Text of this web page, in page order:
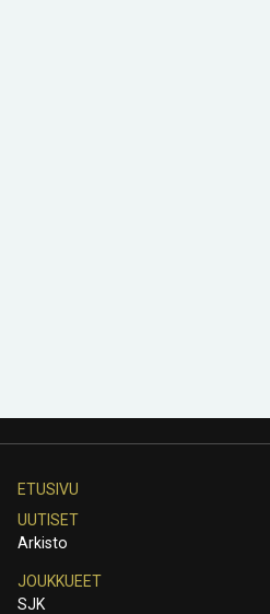
ETUSIVU
UUTISET
Arkisto
JOUKKUEET
SJK